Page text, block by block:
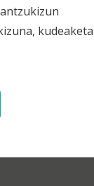
kudeaketa